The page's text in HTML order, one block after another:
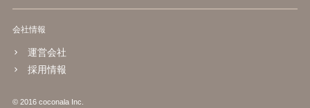
会社情報
運営会社
採用情報
© 2016 coconala Inc.